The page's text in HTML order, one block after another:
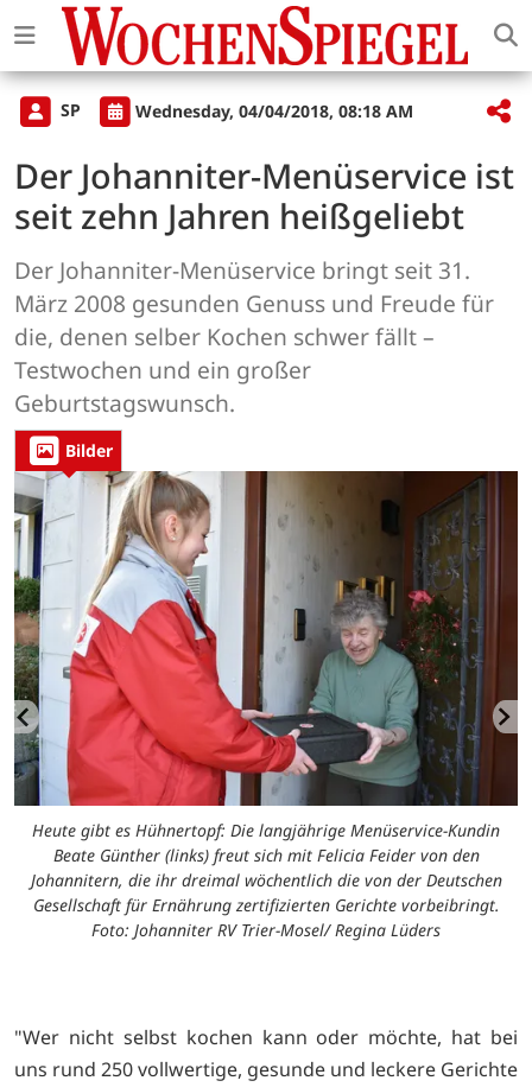
SP Wednesday, 04/04/2018, 08:18 AM
Der Johanniter-Menüservice ist
seit zehn Jahren heißgeliebt
Der Johanniter-Menüservice bringt seit 31.
März 2008 gesunden Genuss und Freude für
die, denen selber Kochen schwer fällt –
Testwochen und ein großer
Geburtstagswunsch.
Bilder
Heute gibt es Hühnertopf: Die langjährige Menüservice-Kundin
Beate Günther (links) freut sich mit Felicia Feider von den
Johannitern, die ihr dreimal wöchentlich die von der Deutschen
Gesellschaft für Ernährung zertifizierten Gerichte vorbeibringt.
Foto: Johanniter RV Trier-Mosel/ Regina Lüders
"Wer nicht selbst kochen kann oder möchte, hat bei
uns rund 250 vollwertige, gesunde und leckere Gerichte